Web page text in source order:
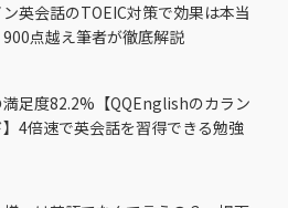
英会話のTOEIC対策で効果は本当
900点越え筆者が徹底解説
満足度82.2%【QQEnglishのカラン
】4倍速で英会話を習得できる勉強